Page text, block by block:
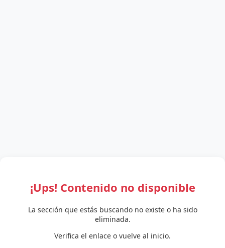
¡Ups! Contenido no disponible
La sección que estás buscando no existe o ha sido
eliminada.
Verifica el enlace o vuelve al inicio.